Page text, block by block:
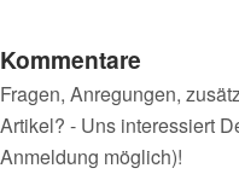
Kommentare
Fragen, Anregungen,
Artikel? - Uns interessiert
Anmeldung möglich)!